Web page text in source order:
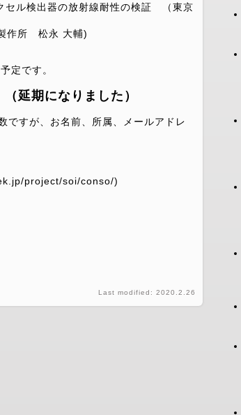
ル検出器の放射線耐性の検証 （東京
作所 松永 大輔)
定です。
延期になりました）
ですが、お名前、所属、メールアドレ
project/soi/conso/)
Last modified: 2020.2.26